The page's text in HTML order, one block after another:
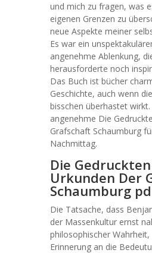
und mich zu fragen, was
eigenen Grenzen zu
neue Aspekte meiner
Es war ein
angenehme Ablenkung,
herausforderte noch
Das Buch ist bücher
Geschichte, auch wenn
bisschen überhastet wirkt.
angenehme Die
Grafschaft Schaumburg
Nachmittag.
Die Gedruckten
Urkunden Der
Schaumburg
Die Tatsache, dass
der Massenkultur ernst
philosophischer
Erinnerung an die